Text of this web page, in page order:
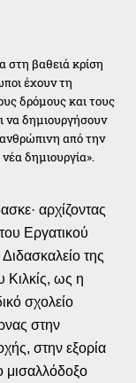
στη βαθειά κρίση
έχουν τη
δρόμους και τους
να δημιουργήσουν
από την
δημιουργία».
αρχίζοντας
Εργατικού
της
Κιλκίς, ως η
σχολείο
στην
στην εξορία
μισαλλόδοξο